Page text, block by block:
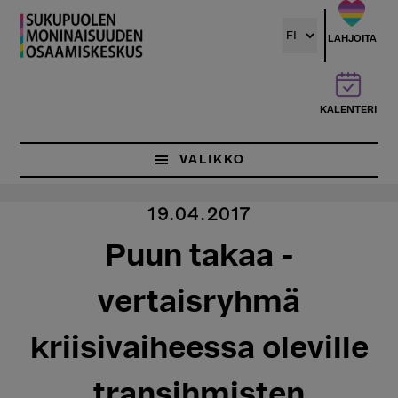
Hyppää
pääsisältöön
LAHJOITA
KALENTERI
VALIKKO
19.04.2017
Puun takaa -
vertaisryhmä
kriisivaiheessa oleville